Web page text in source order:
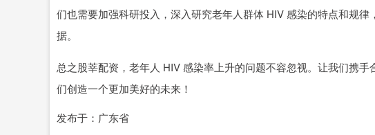
们也需要加强科研投入，深入研究老年人群体 HIV 感染的特点和规
据。
总之股莘配资，老年人 HIV 感染率上升的问题不容忽视。让我们携
们创造一个更加美好的未来！
发布于：广东省